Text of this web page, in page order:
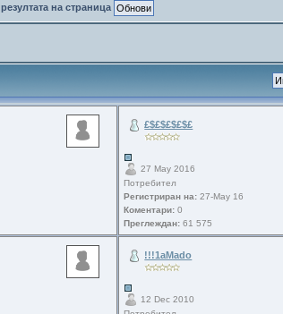
резултата на страница
£$£$£$£$£
27 May 2016
Потребител
Регистриран на: 27-May 16
Коментари: 0
Преглеждан: 61 575
!!!1aMado
12 Dec 2010